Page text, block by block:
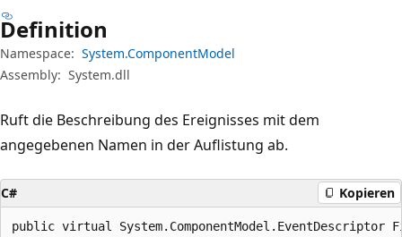
Definition
Namespace: System.ComponentModel
Assembly: System.dll
Ruft die Beschreibung des Ereignisses mit dem
angegebenen Namen in der Auflistung ab.
C# Kopieren
public virtual System.ComponentModel.EventDescriptor